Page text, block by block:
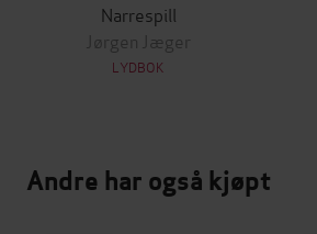
Narrespill
Jørgen Jæger
LYDBOK
Andre har også kjøpt